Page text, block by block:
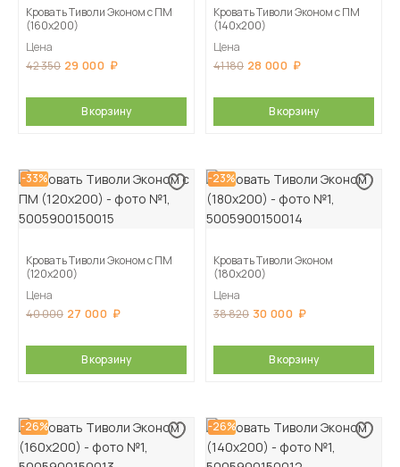
Кровать Тиволи Эконом с ПМ
(160х200)
Цена
42 350 29 000
В корзину
Кровать Тиволи Эконом с ПМ
(140х200)
Цена
41 180 28 000
В корзину
-33%
Кровать Тиволи Эконом с ПМ
(120х200)
Цена
40 000 27 000
В корзину
-23%
Кровать Тиволи Эконом
(180х200)
Цена
38 820 30 000
В корзину
-26% -26%